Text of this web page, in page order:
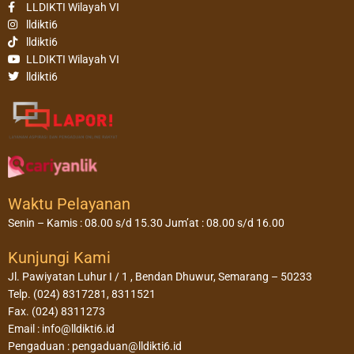
LLDIKTI Wilayah VI
lldikti6
lldikti6
LLDIKTI Wilayah VI
lldikti6
Waktu Pelayanan
Senin – Kamis : 08.00 s/d 15.30 Jum’at : 08.00 s/d 16.00
Kunjungi Kami
Jl. Pawiyatan Luhur I / 1 , Bendan Dhuwur, Semarang – 50233
Telp. (024) 8317281, 8311521
Fax. (024) 8311273
Email : info@lldikti6.id
Pengaduan : pengaduan@lldikti6.id